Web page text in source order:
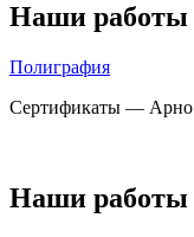
Наши работы
Полиграфия
Сертификаты — Арно
Наши работы